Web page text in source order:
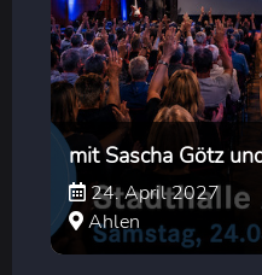
mit Sascha Götz
24. April 2027
Ahlen